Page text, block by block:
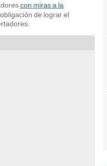
con miras a la
de lograr el